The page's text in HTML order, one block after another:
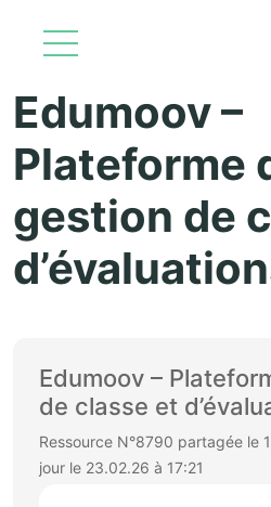
Edumoov –
Plateforme
gestion de
Edumoov –
de classe et
Ressource N°8790 partagée le
jour le 23.02.26 à 17:21